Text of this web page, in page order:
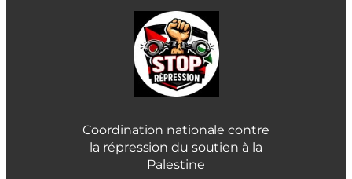
Coordination nationale contre
la répression du soutien à la
Palestine